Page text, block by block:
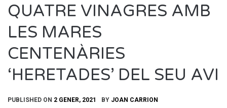
QUATRE VINAGRES AMB
LES MARES
CENTENÀRIES
‘HERETADES’ DEL SEU AVI
PUBLISHED ON 2 GENER, 2021 BY JOAN CARRION